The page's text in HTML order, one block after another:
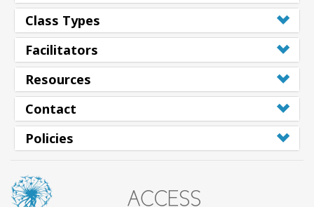
Class Types
Facilitators
Resources
Contact
Policies